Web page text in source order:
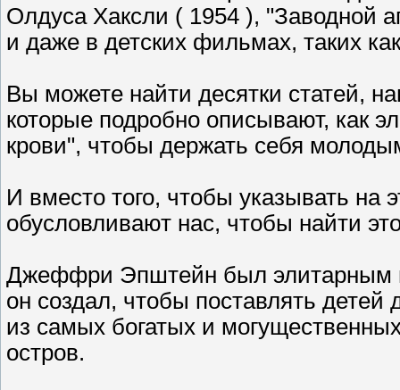
Олдуса Хаксли ( 1954 ), "Заводной
и даже в детских фильмах, таких
Вы можете найти десятки статей,
которые подробно описывают, как
крови", чтобы держать себя
И вместо того, чтобы указывать на
обусловливают нас, чтобы найти
Джеффри Эпштейн был элитарным
он создал, чтобы поставлять
из самых богатых и
остров.